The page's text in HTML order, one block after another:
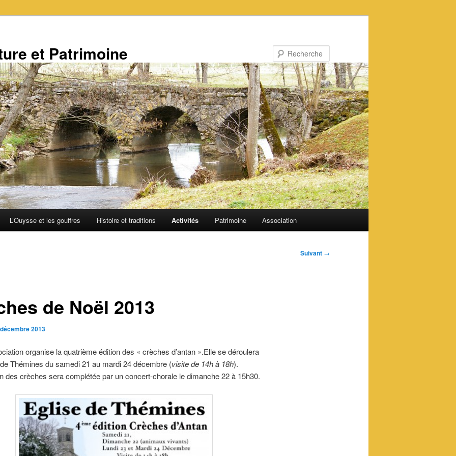
et Patrimoine
L’Ouysse et les gouffres Histoire et traditions Activités Patrimoine Association
Suivant →
de Noël 2013
2013
organise la quatrième édition des « crèches d’antan ».Elle se déroulera
de Thémines du samedi 21 au mardi 24 décembre (visite de 14h à 18h).
des crèches sera complétée par un concert-chorale le dimanche 22 à 15h30.